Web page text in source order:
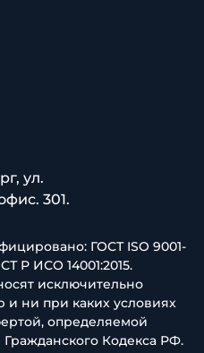
ул.
301.
ГОСТ ISO 9001-
Р ИСО 14001:2015.
исключительно
ни при каких условиях
определяемой
Кодекса РФ.